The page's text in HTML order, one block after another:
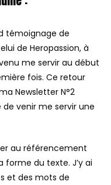
témoignage de
de Heropassion, à
me servir au début
fois. Ce retour
Newsletter N°2
venir me servir une
au référencement
forme du texte. J’y ai
et des mots de